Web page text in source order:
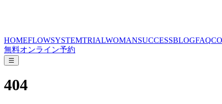
HOMEFLOWSYSTEMTRIALWOMANSUCCESSBLOGFAQ
無料オンライン予約
404